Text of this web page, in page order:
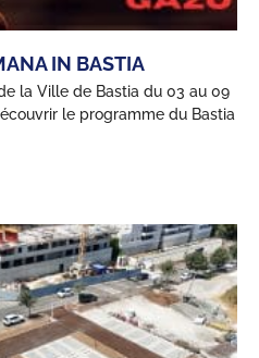
IN BASTIA
la Ville de Bastia du 03 au 09
le programme du Bastia